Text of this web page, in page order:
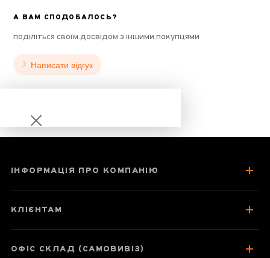
А ВАМ СПОДОБАЛОСЬ?
поділіться своїм досвідом з іншими покупцями
Написати відгук
ІНФОРМАЦІЯ ПРО КОМПАНІЮ
КЛІЄНТАМ
ОФІС СКЛАД (САМОВИВІЗ)